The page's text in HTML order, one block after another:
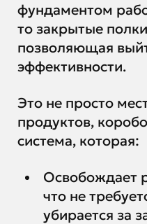
фундаментом
то закрытые
позволяющая
эффективности.
Это не просто
продуктов,
система, которая:
Освобождает
что не
убирается за